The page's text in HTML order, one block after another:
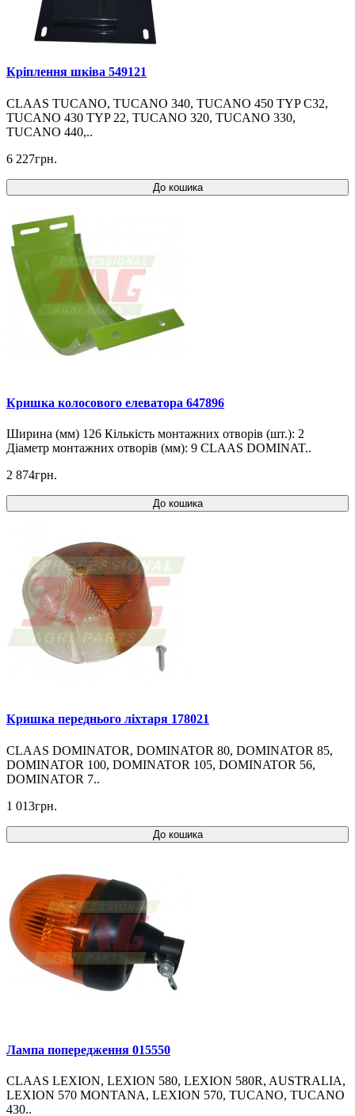
Кріплення шківа 549121
CLAAS TUCANO, TUCANO 340, TUCANO 450 TYP C32,
TUCANO 430 TYP 22, TUCANO 320, TUCANO 330,
TUCANO 440,..
6 227грн.
До кошика
Кришка колосового елеватора 647896
Ширина (мм) 126 Кількість монтажних отворів (шт.): 2
Діаметр монтажних отворів (мм): 9 CLAAS DOMINAT..
2 874грн.
До кошика
Кришка переднього ліхтаря 178021
CLAAS DOMINATOR, DOMINATOR 80, DOMINATOR 85,
DOMINATOR 100, DOMINATOR 105, DOMINATOR 56,
DOMINATOR 7..
1 013грн.
До кошика
Лампа попередження 015550
CLAAS LEXION, LEXION 580, LEXION 580R, AUSTRALIA,
LEXION 570 MONTANA, LEXION 570, TUCANO, TUCANO
430..